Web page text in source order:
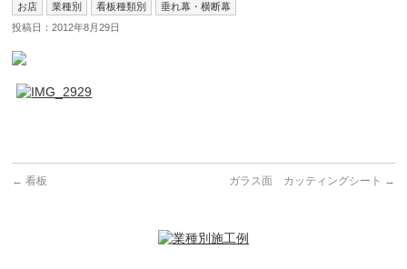
お店 業種別 看板種類別
垂れ幕・横断幕
投稿日：2012年8月29日
← 看板 ガラス面 カッティングシート →